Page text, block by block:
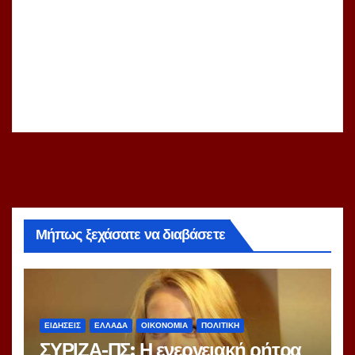
Μήπως ξεχάσατε να διαβάσετε
ΕΙΔΗΣΕΙΣ ΕΛΛΑΔΑ ΟΙΚΟΝΟΜΙΑ ΠΟΛΙΤΙΚΗ
ΣΥΡΙΖΑ-ΠΣ: Η ενεργειακή ρήτρα